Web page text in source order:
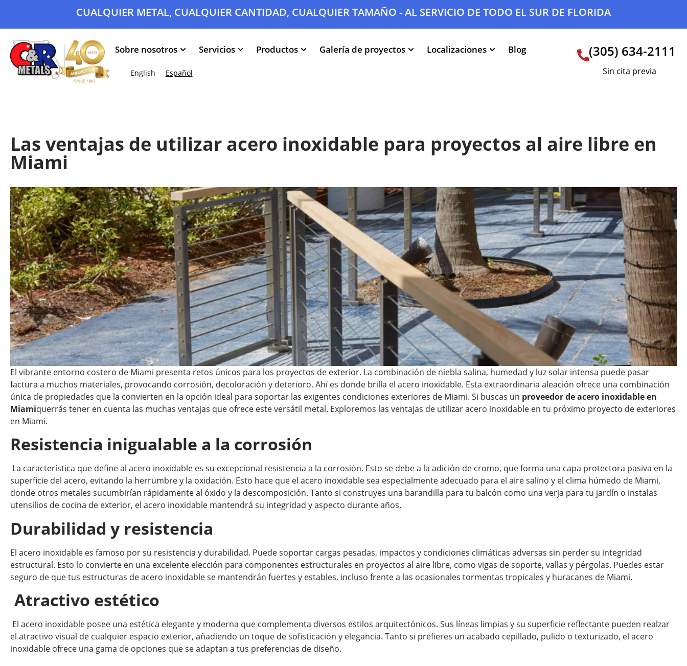
CUALQUIER METAL, CUALQUIER CANTIDAD, CUALQUIER TAMAÑO - AL SERVICIO DE TODO EL SUR DE FLORIDA
Sobre nosotros Servicios Productos Galería de proyectos Localizaciones Blog
English Español
(305) 634-2111
Sin cita previa
Las ventajas de utilizar acero inoxidable para proyectos al aire libre en
Miami
El vibrante entorno costero de Miami presenta retos únicos para los proyectos de exterior. La combinación de niebla salina, humedad y luz solar intensa puede pasar
factura a muchos materiales, provocando corrosión, decoloración y deterioro. Ahí es donde brilla el acero inoxidable. Esta extraordinaria aleación ofrece una combinación
única de propiedades que la convierten en la opción ideal para soportar las exigentes condiciones exteriores de Miami. Si buscas un proveedor de acero inoxidable en
Miamiquerrás tener en cuenta las muchas ventajas que ofrece este versátil metal. Exploremos las ventajas de utilizar acero inoxidable en tu próximo proyecto de exteriores
en Miami.
Resistencia inigualable a la corrosión
La característica que define al acero inoxidable es su excepcional resistencia a la corrosión. Esto se debe a la adición de cromo, que forma una capa protectora pasiva en la
superficie del acero, evitando la herrumbre y la oxidación. Esto hace que el acero inoxidable sea especialmente adecuado para el aire salino y el clima húmedo de Miami,
donde otros metales sucumbirían rápidamente al óxido y la descomposición. Tanto si construyes una barandilla para tu balcón como una verja para tu jardín o instalas
utensilios de cocina de exterior, el acero inoxidable mantendrá su integridad y aspecto durante años.
Durabilidad y resistencia
El acero inoxidable es famoso por su resistencia y durabilidad. Puede soportar cargas pesadas, impactos y condiciones climáticas adversas sin perder su integridad
estructural. Esto lo convierte en una excelente elección para componentes estructurales en proyectos al aire libre, como vigas de soporte, vallas y pérgolas. Puedes estar
seguro de que tus estructuras de acero inoxidable se mantendrán fuertes y estables, incluso frente a las ocasionales tormentas tropicales y huracanes de Miami.
Atractivo estético
El acero inoxidable posee una estética elegante y moderna que complementa diversos estilos arquitectónicos. Sus líneas limpias y su superficie reflectante pueden realzar
el atractivo visual de cualquier espacio exterior, añadiendo un toque de sofisticación y elegancia. Tanto si prefieres un acabado cepillado, pulido o texturizado, el acero
inoxidable ofrece una gama de opciones que se adaptan a tus preferencias de diseño.